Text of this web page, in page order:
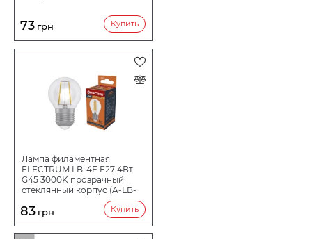
73 грн Купить
Лампа филаментная
ELECTRUM LB-4F E27 4Вт
G45 3000K прозрачный
стеклянный корпус (A-LB-
83 грн Купить